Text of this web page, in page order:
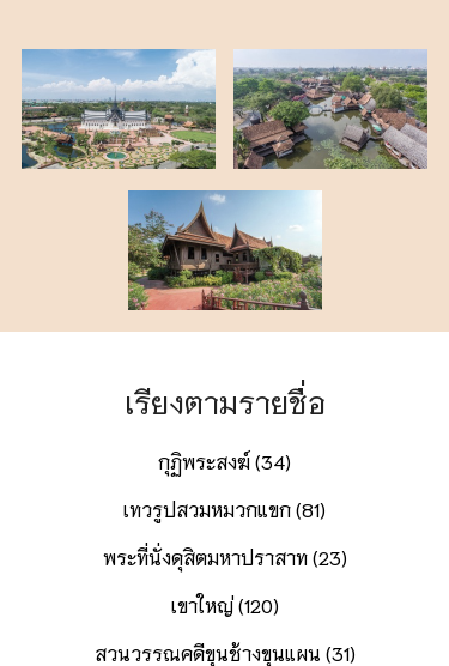
เรียงตามรายชื่อ
กุฏิพระสงฆ์ (34)
เทวรูปสวมหมวกแขก (81)
พระที่นั่งดุสิตมหาปราสาท (23)
เขาใหญ่ (120)
สวนวรรณคดีขุนช้างขุนแผน (31)